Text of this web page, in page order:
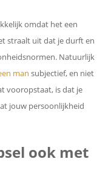
omdat het een
straalt uit dat je durft en
Natuurlijk
man subjectief, en niet
vooropstaat, is dat je
jouw persoonlijkheid
ook met